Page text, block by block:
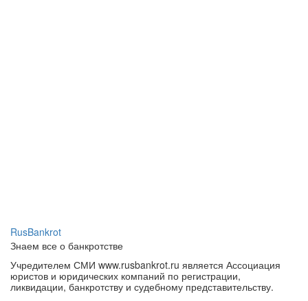
RusBankrot
Знаем все о банкротстве
Учредителем СМИ www.rusbankrot.ru является Ассоциация
юристов и юридических компаний по регистрации,
ликвидации, банкротству и судебному представительству.